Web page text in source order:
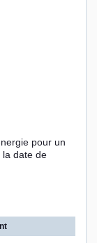
pour un
la date de